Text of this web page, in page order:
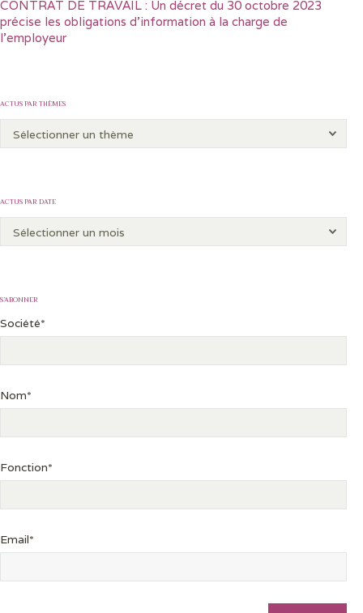
CONTRAT DE TRAVAIL : Un décret du 30 octobre 2023
précise les obligations d’information à la charge de
l’employeur
ACTUS PAR THÈMES
ACTUS PAR DATE
S’ABONNER
Société*
Nom*
Fonction*
Email*